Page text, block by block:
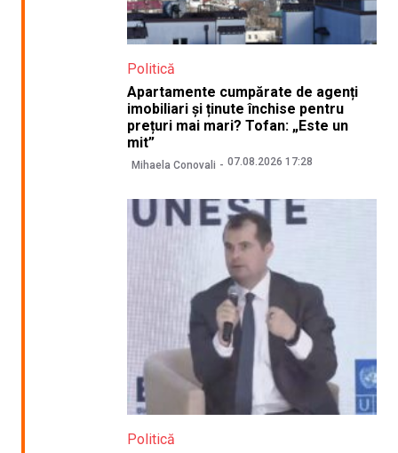
Politică
Apartamente cumpărate de agenți
imobiliari și ținute închise pentru
prețuri mai mari? Tofan: „Este un
mit”
Mihaela Conovali 07.08.2026 17:28
Politică